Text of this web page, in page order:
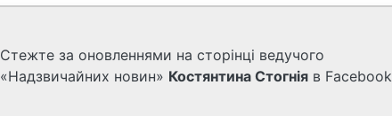
Стежте за оновленнями на сторінці ведучого
«Надзвичайних новин» Костянтина Стогнія в Facebook